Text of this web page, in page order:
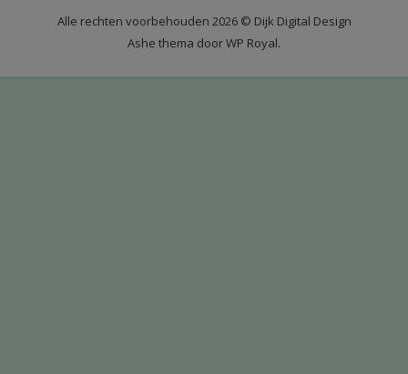
Alle rechten voorbehouden 2026 © Dijk Digital Design
Ashe thema doorWP Royal.